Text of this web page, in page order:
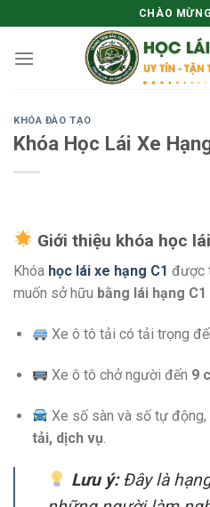
to
content
CHÀO
KHÓA ĐÀO TẠO
Khóa Học Lái Xe
Giới thiệu khóa học
Khóa học lái xe hạng C1 được
muốn sở hữu bằng lái hạng C1
Xe ô tô tải có tải trọng
Xe ô tô chở người đến 9
Xe số sàn và số tự động,
tải, dịch vụ
Lưu ý:Đây là